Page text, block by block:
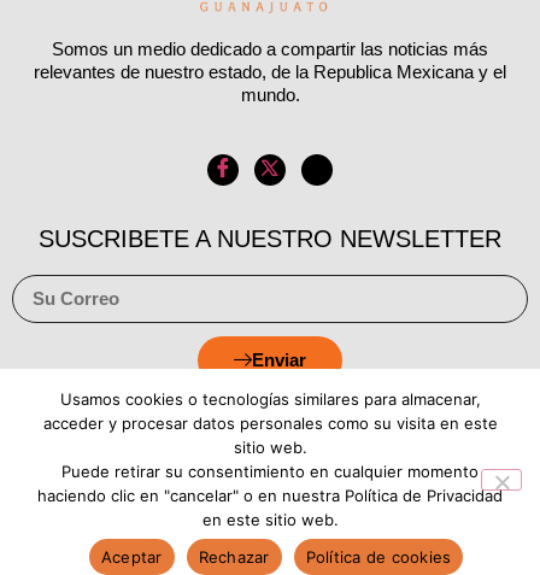
Somos un medio dedicado a compartir las noticias más
relevantes de nuestro estado, de la Republica Mexicana y el
mundo.
SUSCRIBETE A NUESTRO NEWSLETTER
Enviar
Copyright © 2026 Estado Luz
Aviso de Privacidad Política de Cookies
Usamos cookies o tecnologías similares para almacenar,
acceder y procesar datos personales como su visita en este
sitio web.
Puede retirar su consentimiento en cualquier momento
haciendo clic en "cancelar" o en nuestra Política de Privacidad
en este sitio web.
Aceptar
Rechazar Política de cookies